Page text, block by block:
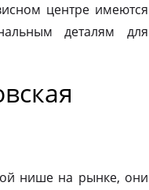
центре имеются
деталям для
нише на рынке, они